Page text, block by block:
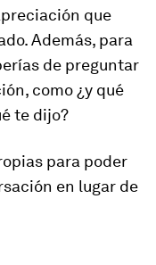
que
Además, para
de preguntar
como ¿y qué
te dijo?
para poder
en lugar de